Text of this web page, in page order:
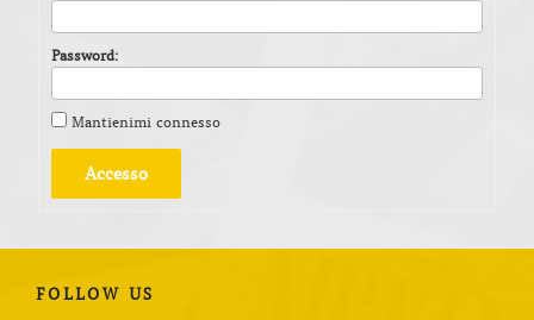
Password:
Mantienimi connesso
Accesso
FOLLOW US